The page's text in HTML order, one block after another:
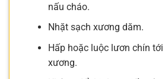
nấu cháo.
Nhặt sạch xương dăm.
Hấp hoặc luộc lươn chín tới
xương.